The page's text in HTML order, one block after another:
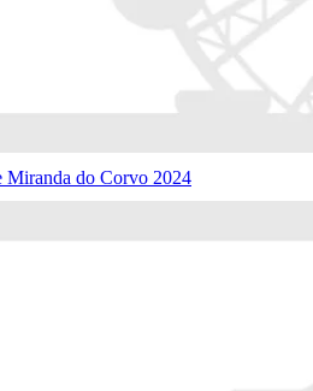
Miranda do Corvo 2024